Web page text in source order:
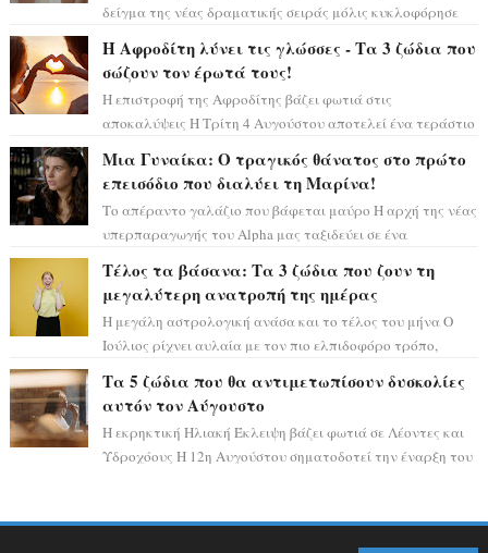
δείγμα της νέας δραματικής σειράς μόλις κυκλοφόρησε
Η Αφροδίτη λύνει τις γλώσσες - Τα 3 ζώδια που
σώζουν τον έρωτά τους!
Η επιστροφή της Αφροδίτης βάζει φωτιά στις
αποκαλύψεις Η Τρίτη 4 Αυγούστου αποτελεί ένα τεράστιο
Μια Γυναίκα: Ο τραγικός θάνατος στο πρώτο
επεισόδιο που διαλύει τη Μαρίνα!
Το απέραντο γαλάζιο που βάφεται μαύρο Η αρχή της νέας
υπερπαραγωγής του Alpha μας ταξιδεύει σε ένα
Τέλος τα βάσανα: Τα 3 ζώδια που ζουν τη
μεγαλύτερη ανατροπή της ημέρας
Η μεγάλη αστρολογική ανάσα και το τέλος του μήνα Ο
Ιούλιος ρίχνει αυλαία με τον πιο ελπιδοφόρο τρόπο,
Τα 5 ζώδια που θα αντιμετωπίσουν δυσκολίες
αυτόν τον Αύγουστο
Η εκρηκτική Ηλιακή Έκλειψη βάζει φωτιά σε Λέοντες και
Υδροχόους Η 12η Αυγούστου σηματοδοτεί την έναρξη του